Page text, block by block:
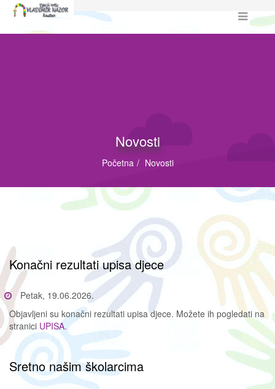
Novosti
Početna Novosti
Konačni rezultati upisa djece
Petak, 19.06.2026.
Objavljeni su konačni rezultati upisa djece. Možete ih pogledati na
stranici UPISA.
Sretno našim školarcima